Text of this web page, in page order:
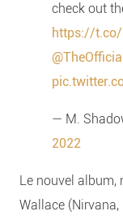
check out
https://t.co/
— M.
2022
Le nouvel album,
Wallace (Nirvana,